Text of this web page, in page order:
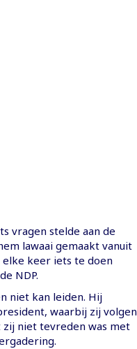
vragen stelde aan de
lawaai gemaakt vanuit
elke keer iets te doen
NDP.
niet kan leiden. Hij
waarbij zij
niet tevreden was met